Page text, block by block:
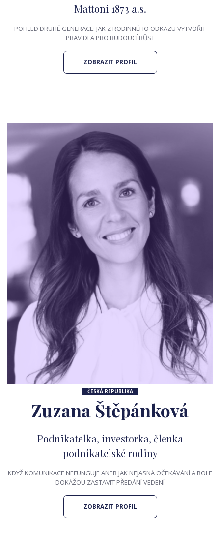
Mattoni 1873 a.s.
POHLED DRUHÉ GENERACE: JAK Z RODINNÉHO ODKAZU VYTVOŘIT
PRAVIDLA PRO BUDOUCÍ RŮST
ZOBRAZIT PROFIL
ČESKÁ REPUBLIKA
Zuzana Štěpánková
Podnikatelka, investorka, členka
podnikatelské rodiny
KDYŽ KOMUNIKACE NEFUNGUJE ANEB JAK NEJASNÁ OČEKÁVÁNÍ A ROLE
DOKÁŽOU ZASTAVIT PŘEDÁNÍ VEDENÍ
ZOBRAZIT PROFIL